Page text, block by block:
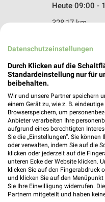
Heute 09:00 -
328,17 km
Apollo Weiden
Max-Reger-Str.
92637 Weiden
Heute 09:00 -
328,25 km
H&M Weiden
Max-Reger-
92637 Weiden
Heute 10:00 -
328,20 km
Datenschutzeinstellungen
Durch Klicken auf die
Standardeinstellung nur für
beibehalten.
Wir und unsere Partner speichern
einem Gerät zu, wie z. B.
Browserspeichern, um
Anbieter verarbeiten Ihre
aufgrund eines berechtigten
Sie die „Einstellungen“. Sie
oder verwalten, indem Sie auf die
klicken oder jederzeit auf die
unteren Ecke der Website klicken.
klicken Sie auf den Fingerabdruck
und klicken Sie auf den Menüpunkt
Sie Ihre Einwilligung widerrufen.
Partnern mitgeteilt und haben